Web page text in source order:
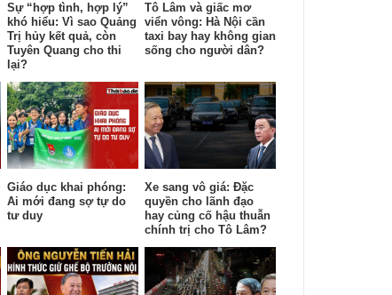
Sự “hợp tình, hợp lý”
khó hiểu: Vì sao Quảng
Trị hủy kết quả, còn
Tuyên Quang cho thi
lại?
Tô Lâm và giấc mơ
viển vông: Hà Nội cần
taxi bay hay không gian
sống cho người dân?
Giáo dục khai phóng:
Ai mới đang sợ tự do
tư duy
Xe sang vô giá: Đặc
quyền cho lãnh đạo
hay củng cố hậu thuẫn
chính trị cho Tô Lâm?